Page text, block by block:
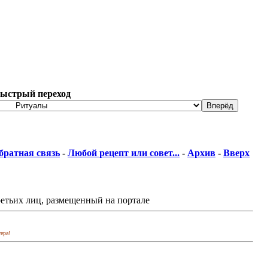
переход
связь - Любой рецепт или совет... - Архив - Вверх
лиц, размещенный на портале